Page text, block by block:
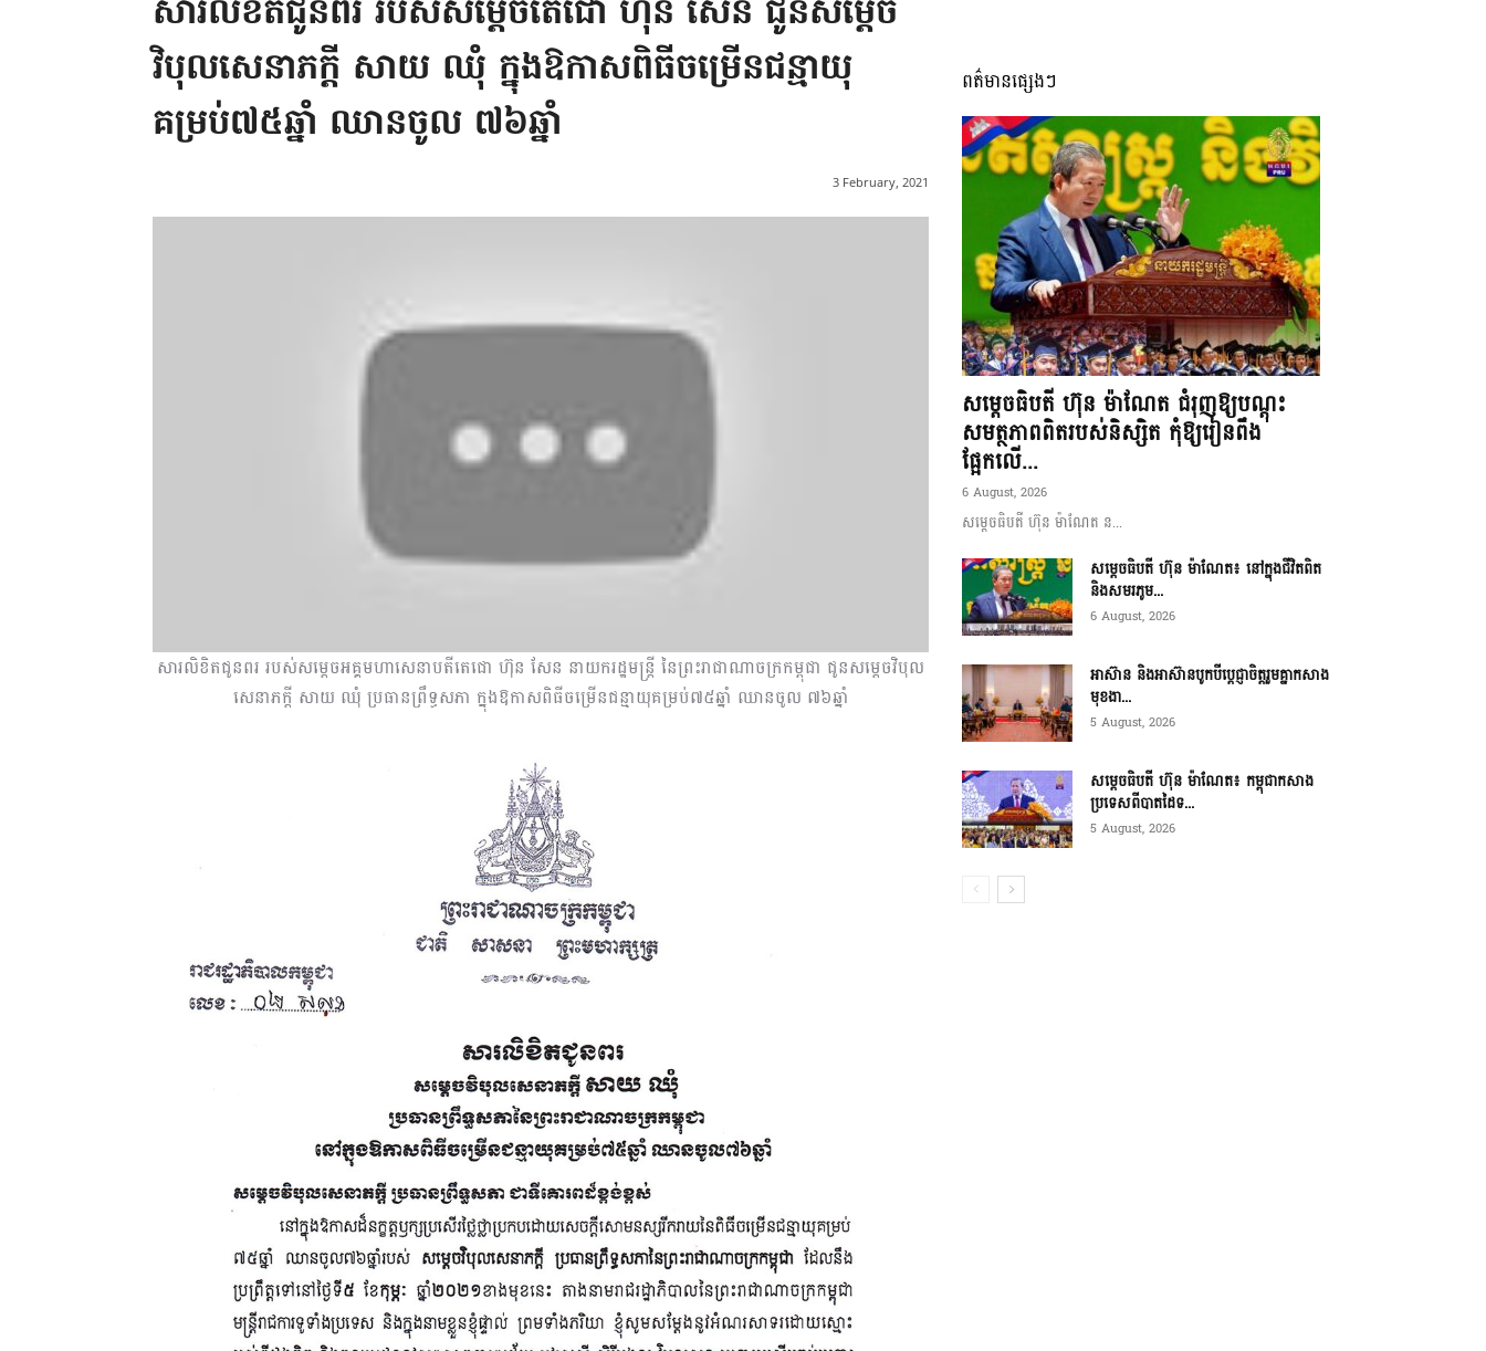
និង
សារលិខិតជូនពរ របស់សម្តេចតេជោ ហ៊ុន សែន ជូនសម្តេច
វិបុលសេនាភក្តី សាយ ឈុំ ក្នុងឱកាសពិធីចម្រើនជន្មាយុ
គម្រប់៧៥ឆ្នាំ ឈានចូល ៧៦ឆ្នាំ
3 February, 2021
សារលិខិតជូនពរ របស់សម្តេចអគ្គមហាសេនាបតីតេជោ ហ៊ុន សែន នាយករដ្ឋមន្រ្តី នៃព្រះរាជាណាចក្រកម្ពុជា ជូនសម្តេចវិបុល
សេនាភក្តី សាយ ឈុំ ប្រធានព្រឹទ្ធសភា ក្នុងឱកាសពិធីចម្រើនជន្មាយុគម្រប់៧៥ឆ្នាំ ឈានចូល ៧៦ឆ្នាំ
ពត៌មានផ្សេងៗ
សម្តេចធិបតី ហ៊ុន ម៉ាណែត ជំរុញឱ្យបណ្តុះ
សមត្ថភាពពិតរបស់និស្សិត កុំឱ្យរៀនពឹង
ផ្អែកលើ...
6 August, 2026
សម្តេចធិបតី ហ៊ុន ម៉ាណែត ន...
សម្តេចធិបតី ហ៊ុន ម៉ាណែត៖ នៅក្នុងជីវិតពិត
និងសមរភូម...
6 August, 2026
អាស៊ាន និងអាស៊ានបូកបីប្តេជ្ញាចិត្តរួមគ្នាកសាង
មុខងា...
5 August, 2026
សម្ដេចធិបតី ហ៊ុន ម៉ាណែត៖ កម្ពុជាកសាង
ប្រទេសពីបាតដៃទ...
5 August, 2026